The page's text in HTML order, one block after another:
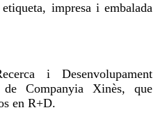
impresa i embalada
i Desenvolupament
Companyia Xinès, que
en R+D.